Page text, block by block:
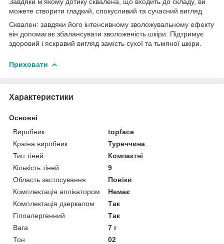
можете створити гладкий, спокусливий та сучасний вигляд.
Сквален: завдяки його інтенсивному зволожувальному ефекту
він допомагає збалансувати зволоженість шкіри. Підтримує
здоровий і яскравий вигляд замість сухої та тьмяної шкіри.
Приховати
Характеристики
Основні
Виробник
topface
Країна виробник
Туреччина
Тип тіней
Компактні
Кількість тіней
9
Область застосування
Повіки
Комплектація аплікатором
Немає
Комплектація дзеркалом
Так
Гіпоалергенний
Так
Вага
7 г
Тон
02